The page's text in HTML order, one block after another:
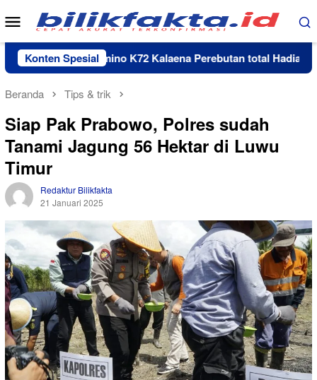
Loncat
ke
konten
Menu
Mobile
Konten Spesial
Domino K72 Kalaena Perebutan total Hadiah Rp 35
Beranda Tips & trik
Siap Pak Prabowo, Polres sudah
Tanami Jagung 56 Hektar di Luwu
Timur
Redaktur Bilikfakta
21 Januari 2025